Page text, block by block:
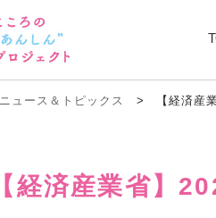
ニュース＆トピックス > 【経済産
【経済産業省】